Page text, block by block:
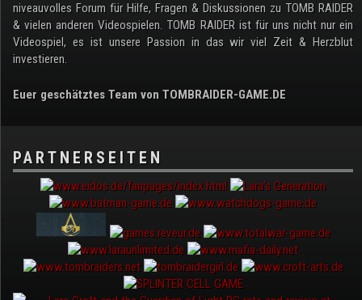
niveauvolles Forum für Hilfe, Fragen & Diskussionen zu TOMB RAIDER
& vielen anderen Videospielen. TOMB RAIDER ist für uns nicht nur ein
Videospiel, es ist unsere Passion in das wir viel Zeit & Herzblut
investieren.
Euer geschätztes Team von TOMBRAIDER-GAME.DE
PARTNERSEITEN